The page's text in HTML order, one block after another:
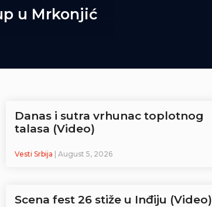
u Mrkonjić
Danas i sutra vrhunac toplotnog
talasa (Video)
Vesti Srbija | August 5, 2026
Scena fest 26 stiže u Inđiju (Video)